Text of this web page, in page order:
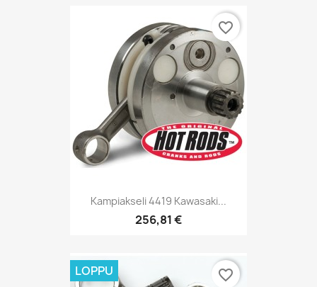
Kampiakseli 4419 Kawasaki...
256,81 €
favorite_border
LOPPU favorite_border